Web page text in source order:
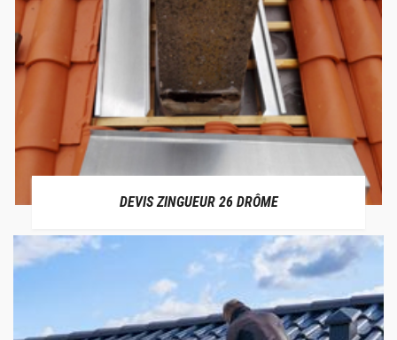
DEVIS ZINGUEUR 26 DRÔME